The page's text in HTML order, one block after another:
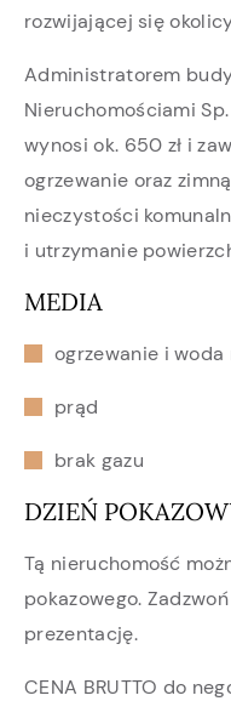
rozwijającej się
Administratorem
Nieruchomościami
wynosi ok. 650 zł i
ogrzewanie oraz
nieczystości
i utrzymanie
MEDIA
ogrzewanie i woda
prąd
brak gazu
DZIEŃ
Tą nieruchomość
pokazowego.
prezentację.
CENA BRUTTO do